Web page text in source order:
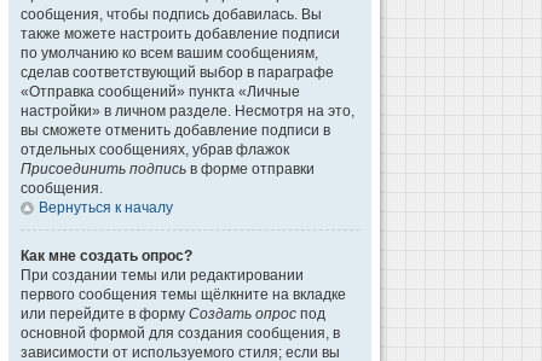
сообщения, чтобы подпись добавилась. Вы
также можете настроить добавление подписи
по умолчанию ко всем вашим сообщениям,
сделав соответствующий выбор в параграфе
«Отправка сообщений» пункта «Личные
настройки» в личном разделе. Несмотря на это,
вы сможете отменить добавление подписи в
отдельных сообщениях, убрав флажок
Присоединить подпись в форме отправки
сообщения.
Вернуться к началу
Как мне создать опрос?
При создании темы или редактировании
первого сообщения темы щёлкните на вкладке
или перейдите в форму Создать опрос под
основной формой для создания сообщения, в
зависимости от используемого стиля; если вы